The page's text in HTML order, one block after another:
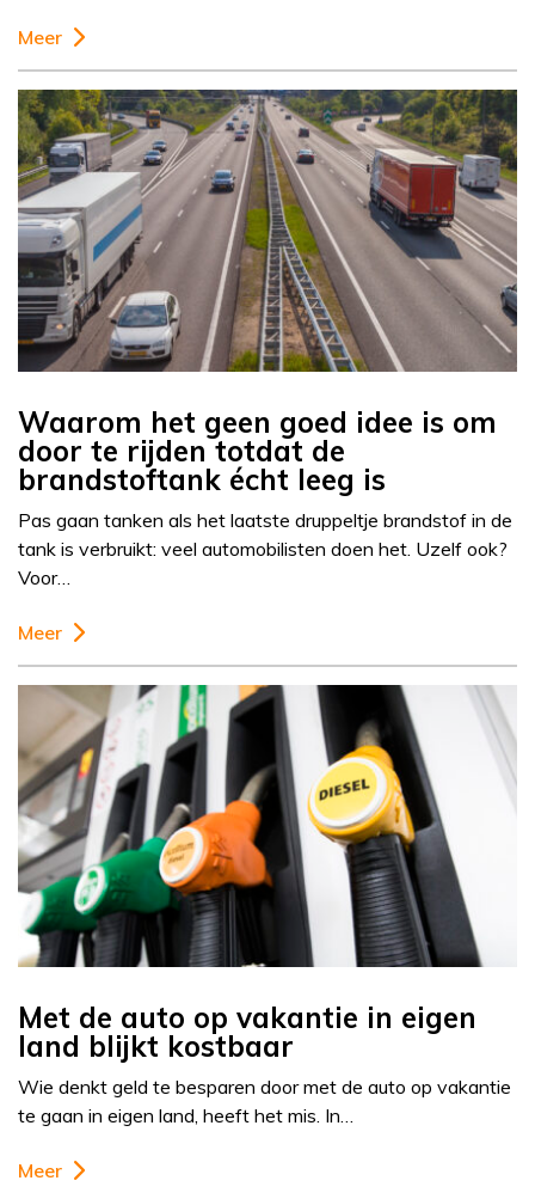
Meer
Waarom het geen goed idee is om
door te rijden totdat de
brandstoftank écht leeg is
Pas gaan tanken als het laatste druppeltje brandstof in de
tank is verbruikt: veel automobilisten doen het. Uzelf ook?
Voor…
Meer
Met de auto op vakantie in eigen
land blijkt kostbaar
Wie denkt geld te besparen door met de auto op vakantie
te gaan in eigen land, heeft het mis. In…
Meer